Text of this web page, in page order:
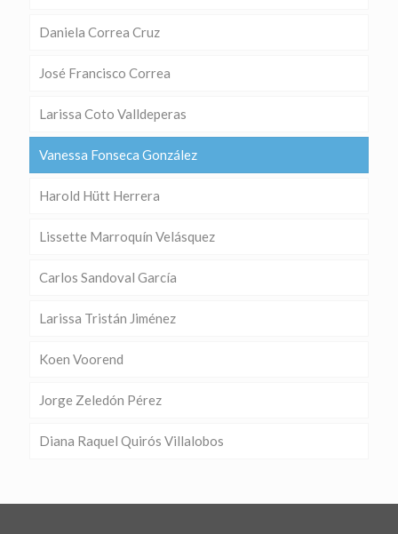
Daniela Correa Cruz
José Francisco Correa
Larissa Coto Valldeperas
Vanessa Fonseca González
Harold Hütt Herrera
Lissette Marroquín Velásquez
Carlos Sandoval García
Larissa Tristán Jiménez
Koen Voorend
Jorge Zeledón Pérez
Diana Raquel Quirós Villalobos